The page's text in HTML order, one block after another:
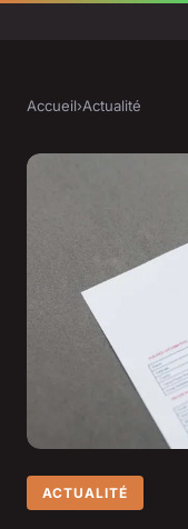
Accueil›Actualité
ACTUALITÉ